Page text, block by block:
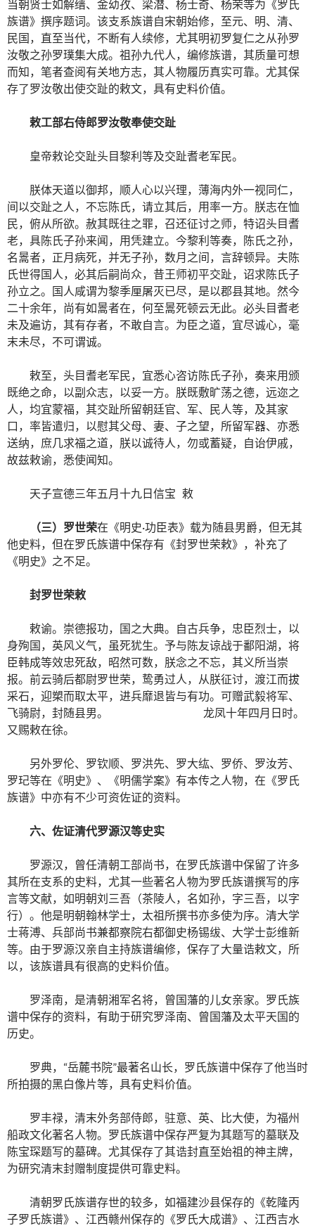
当朝贤士如解缙、金幼孜、梁潜、杨士奇、杨荣等为《罗氏
族谱》撰序题词。该支系族谱自宋朝始修，至元、明、清、
民国，直至当代，不断有人续修，尤其明初罗复仁之从孙罗
汝敬之孙罗璞集大成。祖孙九代人，编修族谱，其质量可想
而知，笔者查阅有关地方志，其人物履历真实可靠。尤其保
存了罗汝敬出使交趾的敕文，具有史料价值。
敕工部右侍郎罗汝敬奉使交趾
皇帝敕论交趾头目黎利等及交趾耆老军民。
朕体天道以御邦，顺人心以兴理，薄海内外一视同仁，
间以交趾之人，不忘陈氏，请立其后，用率一方。朕志在恤
民，俯从所欲。赦其既往之罪，召还征讨之师，特诏头目耆
老，具陈氏子孙来闻，用凭建立。今黎利等奏，陈氏之孙，
名暠者，正月病死，并无子孙，数月之间，言辞顿异。夫陈
氏世得国人，必其后嗣尚众，昔王师初平交趾，诏求陈氏子
孙立之。国人咸谓为黎季厘屠灭已尽，是以郡县其地。然今
二十余年，尚有如暠者在，何至暠死顿云无此。必头目耆老
未及遍访，其有存者，不敢自言。为臣之道，宜尽诚心，毫
末未尽，不可谓诚。
敕至，头目耆老军民，宜悉心咨访陈氏子孙，奏来用颁
既绝之命，以副众志，以妥一方。朕既敷旷荡之德，远迩之
人，均宜蒙福，其交趾所留朝廷官、军、民人等，及其家
口，率皆遣归，以慰其父母、妻、子之望，所留军器、亦悉
送纳，庶几求福之道，朕以诚待人，勿或蓄疑，自诒伊戚，
故兹敕谕，悉使闻知。
天子宣德三年五月十九日信宝 敕
（三）罗世荣在《明史·功臣表》载为随县男爵，但无其
他史料，但在罗氏族谱中保存有《封罗世荣敕》，补充了
《明史》之不足。
封罗世荣敕
敕谕。崇德报功，国之大典。自古兵争，忠臣烈士，以
身殉国，英风义气，虽死犹生。予与陈友谅战于鄱阳湖，将
臣韩成等效忠死敌，昭然可数，朕念之不忘，其义所当崇
报。前云骑后都尉罗世荣，鸷勇过人，从朕征讨，渡江而拔
采石，迎槊而取太平，进兵靡退皆与有功。可赠武毅将军、
飞骑尉，封随县男。 龙凤十年四月日时。
又赐敕在徐。
另外罗伦、罗钦顺、罗洪先、罗大纮、罗侨、罗汝芳、
罗玘等在《明史》、《明儒学案》有本传之人物，在《罗氏
族谱》中亦有不少可资佐证的资料。
六、佐证清代罗源汉等史实
罗源汉，曾任清朝工部尚书，在罗氏族谱中保留了许多
其所在支系的史料，尤其一些著名人物为罗氏族谱撰写的序
言等文献，如明朝刘三吾（茶陵人，名如孙，字三吾，以字
行）。他是明朝翰林学士，太祖所撰书亦多使为序。清大学
士蒋溥、兵部尚书兼都察院右都御史杨锡绂、大学士彭维新
等。由于罗源汉亲自主持族谱编修，保存了大量诰敕文，所
以，该族谱具有很高的史料价值。
罗泽南，是清朝湘军名将，曾国藩的儿女亲家。罗氏族
谱中保存的资料，有助于研究罗泽南、曾国藩及太平天国的
历史。
罗典，“岳麓书院”最著名山长，罗氏族谱中保存了他当时
所拍摄的黑白像片等，具有史料价值。
罗丰禄，清末外务部侍郎，驻意、英、比大使，为福州
船政文化著名人物。罗氏族谱中保存严复为其题写的墓联及
陈宝琛题写的墓碑。尤其保存了其诰封直至始祖的神主牌，
为研究清末封赠制度提供可靠史料。
清朝罗氏族谱存世的较多，如福建沙县保存的《乾隆丙
子罗氏族谱》、江西赣州保存的《罗氏大成谱》、江西吉水